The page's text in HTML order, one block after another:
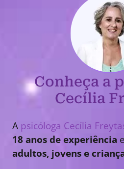
Conheça a
Cecília
A psicóloga Cecília
18 anos de experiência
adultos, jovens e